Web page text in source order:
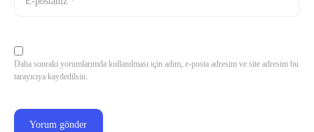
Daha sonraki yorumlarımda kullanılması için adım, e-posta adresim ve site adresim bu
tarayıcıya kaydedilsin.